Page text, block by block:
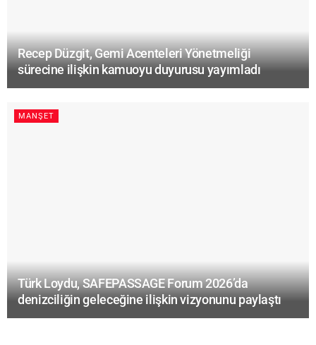
Recep Düzgit, Gemi Acenteleri Yönetmeliği
sürecine ilişkin kamuoyu duyurusu yayımladı
MANŞET
Türk Loydu, SAFEPASSAGE Forum 2026’da
denizciliğin geleceğine ilişkin vizyonunu paylaştı